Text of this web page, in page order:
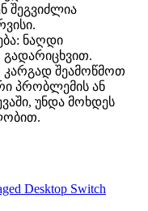
შეგვიძლია
ნაღდი
გადარიცხვით.
კარგად შეამოწმოთ
პრობლემის ან
უნდა მოხდეს